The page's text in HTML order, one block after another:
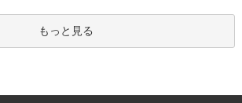
もっと見る